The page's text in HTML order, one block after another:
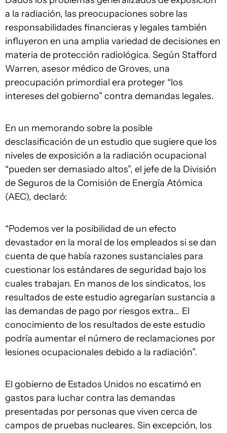
a la radiación, las preocupaciones sobre las
responsabilidades financieras y legales también
influyeron en una amplia variedad de decisiones en
materia de protección radiológica. Según Stafford
Warren, asesor médico de Groves, una
preocupación primordial era proteger “los
intereses del gobierno” contra demandas legales.
En un memorando sobre la posible
desclasificación de un estudio que sugiere que los
niveles de exposición a la radiación ocupacional
“pueden ser demasiado altos”, el jefe de la División
de Seguros de la Comisión de Energía Atómica
(AEC), declaró:
“Podemos ver la posibilidad de un efecto
devastador en la moral de los empleados si se dan
cuenta de que había razones sustanciales para
cuestionar los estándares de seguridad bajo los
cuales trabajan. En manos de los sindicatos, los
resultados de este estudio agregarían sustancia a
las demandas de pago por riesgos extra... El
conocimiento de los resultados de este estudio
podría aumentar el número de reclamaciones por
lesiones ocupacionales debido a la radiación”.
El gobierno de Estados Unidos no escatimó en
gastos para luchar contra las demandas
presentadas por personas que viven cerca de
campos de pruebas nucleares. Sin excepción, los